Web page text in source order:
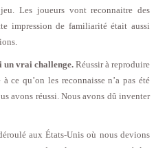
Les joueurs vont reconnaitre des
impression de familiarité était aussi
un vrai challenge. Réussir à reproduire
ce qu’on les reconnaisse n’a pas été
avons réussi. Nous avons dû inventer
aux États-Unis où nous devions